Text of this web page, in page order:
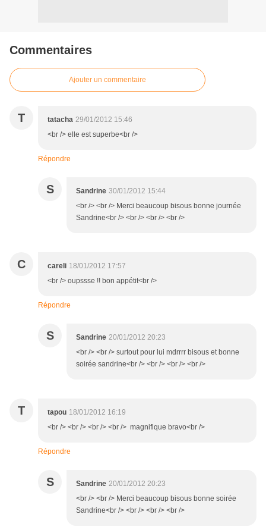
Commentaires
Ajouter un commentaire
T tatacha 29/01/2012 15:46
<br /> elle est superbe<br />
Répondre
S Sandrine 30/01/2012 15:44
<br /> <br /> Merci beaucoup bisous bonne journée
Sandrine<br /> <br /> <br /> <br />
C careli 18/01/2012 17:57
<br /> oupssse !! bon appétit<br />
Répondre
S Sandrine 20/01/2012 20:23
<br /> <br /> surtout pour lui mdrrrr bisous et bonne
soirée sandrine<br /> <br /> <br /> <br />
T tapou 18/01/2012 16:19
<br /> <br /> <br /> <br /> magnifique bravo<br />
Répondre
S Sandrine 20/01/2012 20:23
<br /> <br /> Merci beaucoup bisous bonne soirée
Sandrine<br /> <br /> <br /> <br />